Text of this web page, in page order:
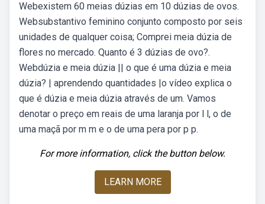
Webexistem 60 meias dúzias em 10 dúzias de ovos.
Websubstantivo feminino conjunto composto por seis
unidades de qualquer coisa; Comprei meia dúzia de
flores no mercado. Quanto é 3 dúzias de ovo?.
Webdúzia e meia dúzia || o que é uma dúzia e meia
dúzia? | aprendendo quantidades |o vídeo explica o
que é dúzia e meia dúzia através de um. Vamos
denotar o preço em reais de uma laranja por l l, o de
uma maçã por m m e o de uma pera por p p.
For more information, click the button below.
LEARN MORE